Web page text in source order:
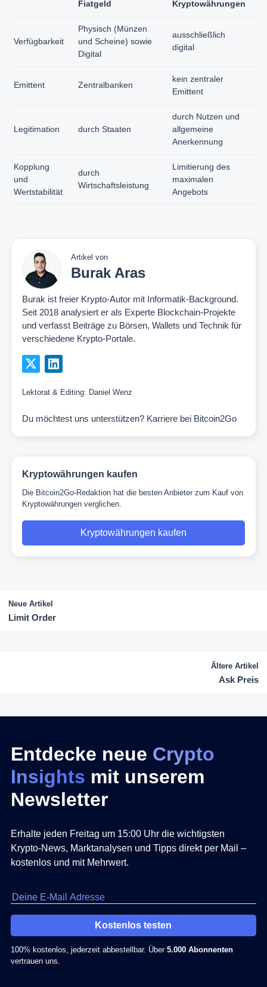
Fiatgeld Kryptowährungen
Verfügbarkeit
Physisch (Münzen
und Scheine) sowie
Digital
ausschließlich
digital
Emittent Zentralbanken
kein zentraler
Emittent
Legitimation durch Staaten
durch Nutzen und
allgemeine
Anerkennung
Kopplung
und
Wertstabilität
durch
Wirtschaftsleistung
Limitierung des
maximalen
Angebots
Artikel von
Burak Aras
Burak ist freier Krypto-Autor mit Informatik-Background.
Seit 2018 analysiert er als Experte Blockchain-Projekte
und verfasst Beiträge zu Börsen, Wallets und Technik für
verschiedene Krypto-Portale.
Lektorat & Editing: Daniel Wenz
Du möchtest uns unterstützen? Karriere bei Bitcoin2Go
Kryptowährungen kaufen
Die Bitcoin2Go-Redaktion hat die besten Anbieter zum Kauf von
Kryptowährungen verglichen.
Kryptowährungen kaufen
Neue Artikel
Limit Order
Ältere Artikel
Ask Preis
Entdecke neue Crypto
Insights mit unserem
Newsletter
Erhalte jeden Freitag um 15:00 Uhr die wichtigsten
Krypto-News, Marktanalysen und Tipps direkt per Mail –
kostenlos und mit Mehrwert.
Kostenlos testen
100% kostenlos, jederzeit abbestellbar. Über 5.000 Abonnenten
vertrauen uns.